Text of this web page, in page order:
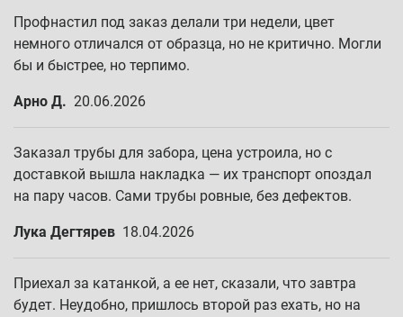
Профнастил под заказ делали три недели, цвет
немного отличался от образца, но не критично. Могли
бы и быстрее, но терпимо.
Арно Д. 20.06.2026
Заказал трубы для забора, цена устроила, но с
доставкой вышла накладка — их транспорт опоздал
на пару часов. Сами трубы ровные, без дефектов.
Лука Дегтярев 18.04.2026
Приехал за катанкой, а ее нет, сказали, что завтра
будет. Неудобно, пришлось второй раз ехать, но на